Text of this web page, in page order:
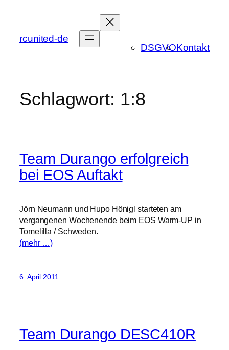
springen
rcunited-de
DSGVOKontakt
Schlagwort: 1:8
Team Durango erfolgreich
bei EOS Auftakt
Jörn Neumann und Hupo Hönigl starteten am
vergangenen Wochenende beim EOS Warm-UP in
Tomelilla / Schweden.
(mehr …)
6. April 2011
Team Durango DESC410R